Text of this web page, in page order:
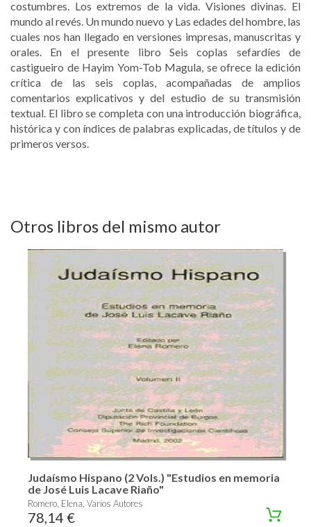
costumbres. Los extremos de la vida. Visiones divinas. El
mundo al revés. Un mundo nuevo y Las edades del hombre, las
cuales nos han llegado en versiones impresas, manuscritas y
orales. En el presente libro Seis coplas sefardíes de
castigueiro de Hayim Yom-Tob Magula, se ofrece la edición
crítica de las seis coplas, acompañadas de amplios
comentarios explicativos y del estudio de su transmisión
textual. El libro se completa con una introducción biográfica,
histórica y con índices de palabras explicadas, de títulos y de
primeros versos.
Otros libros del mismo autor
Judaísmo Hispano (2 Vols.) "Estudios en memoria
de José Luis Lacave Riaño"
Romero, Elena, Varios Autores
78,14 €